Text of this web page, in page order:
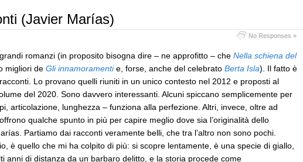
(Javier Marías)
No Responses »
romanzi (in proposito bisogna dire – ne approfitto – che Nella schiena del
migliori de Gli innamoramentie, forse, anche del celebrato Berta Isla). Il fatto è
Lo provano quelli riuniti in un unico contesto nel 2012 e proposti al
del 2020. Sono davvero interessanti. Alcuni spiccano semplicemente per
articolazione, lunghezza – funziona alla perfezione. Altri, invece, oltre ad
qualche spunto in più per capire meglio dove sia l’originalità dello
Partiamo dai racconti veramente belli, che tra l’altro non sono pochi.
è quello che mi ha colpito di più: si scopre lentamente, è una specie di giallo,
anni di distanza da un barbaro delitto, e la storia procede come